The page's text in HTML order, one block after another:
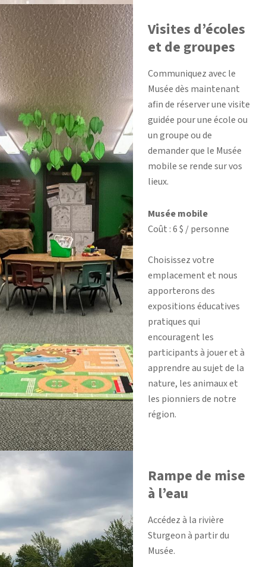
Visites d’écoles
et de groupes
Communiquez avec le
Musée dès maintenant
afin de réserver une visite
guidée pour une école ou
un groupe ou de
demander que le Musée
mobile se rende sur vos
lieux.
Musée mobile
Coût : 6 $ / personne
Choisissez votre
emplacement et nous
apporterons des
expositions éducatives
pratiques qui
encouragent les
participants à jouer et à
apprendre au sujet de la
nature, les animaux et
les pionniers de notre
région.
Rampe de mise
à l’eau
Accédez à la rivière
Sturgeon à partir du
Musée.